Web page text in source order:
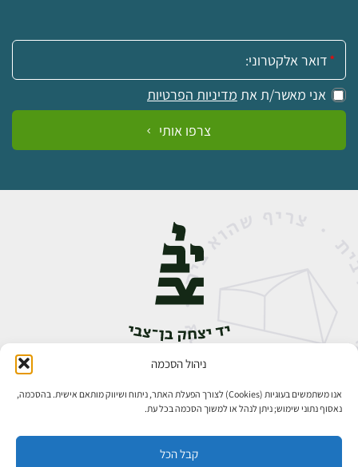
ניהול הסכמה
אנו משתמשים בעוגיות (Cookies) לצורך הפעלת האתר, ניתוח ושיווק מותאם אישית. בהסכמה,
נאסוף נתוני שימוש; ניתן לנהל או למשוך הסכמה בכל עת.
קבל הכל
אימייל:
אני מאשר/ת את מדיניות הפרטיות
צרפו אותי
אבן גבירול 14, רחביה, ירושלים